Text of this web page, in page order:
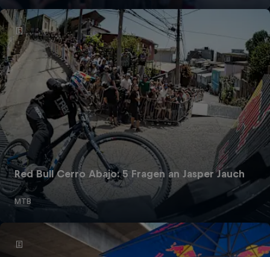
Red Bull Cerro Abajo: 5 Fragen an Jasper Jauch
MTB